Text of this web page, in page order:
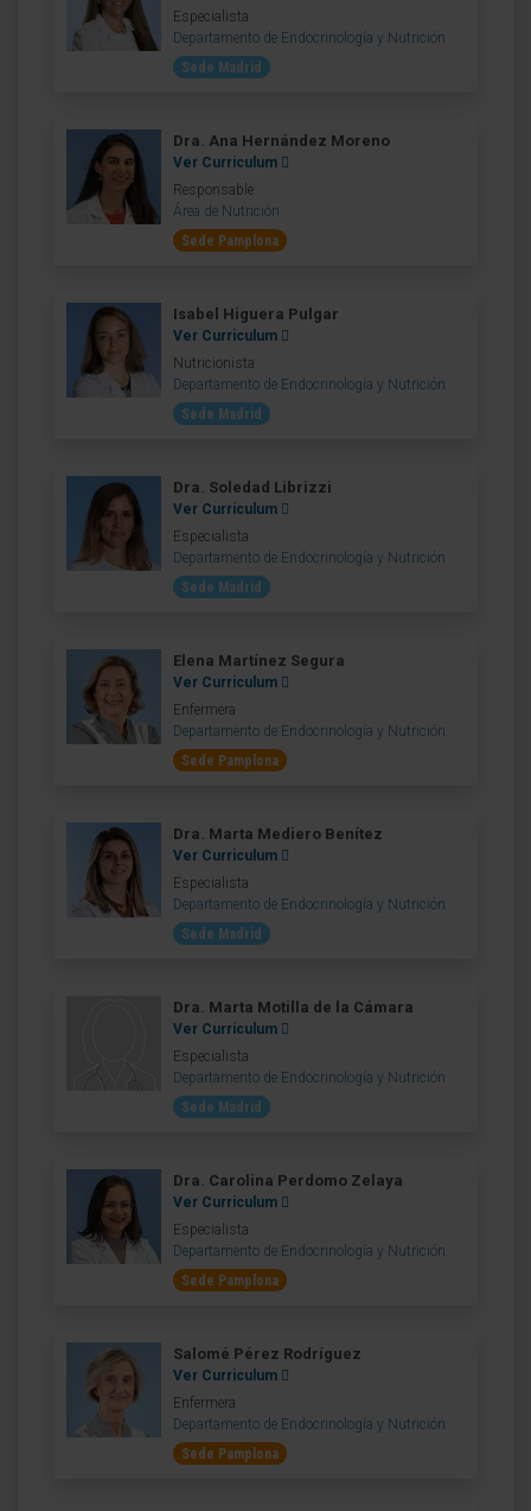
Especialista
Departamento de Endocrinología y Nutrición
Sede Madrid
Dra. Ana Hernández Moreno
Ver Curriculum
Responsable
Área de Nutrición
Sede Pamplona
Isabel Higuera Pulgar
Ver Curriculum
Nutricionista
Departamento de Endocrinología y Nutrición
Sede Madrid
Dra. Soledad Librizzi
Ver Curriculum
Especialista
Departamento de Endocrinología y Nutrición
Sede Madrid
Elena Martínez Segura
Ver Curriculum
Enfermera
Departamento de Endocrinología y Nutrición
Sede Pamplona
Dra. Marta Mediero Benítez
Ver Curriculum
Especialista
Departamento de Endocrinología y Nutrición
Sede Madrid
Dra. Marta Motilla de la Cámara
Ver Curriculum
Especialista
Departamento de Endocrinología y Nutrición
Sede Madrid
Dra. Carolina Perdomo Zelaya
Ver Curriculum
Especialista
Departamento de Endocrinología y Nutrición
Sede Pamplona
Salomé Pérez Rodríguez
Ver Curriculum
Enfermera
Departamento de Endocrinología y Nutrición
Sede Pamplona